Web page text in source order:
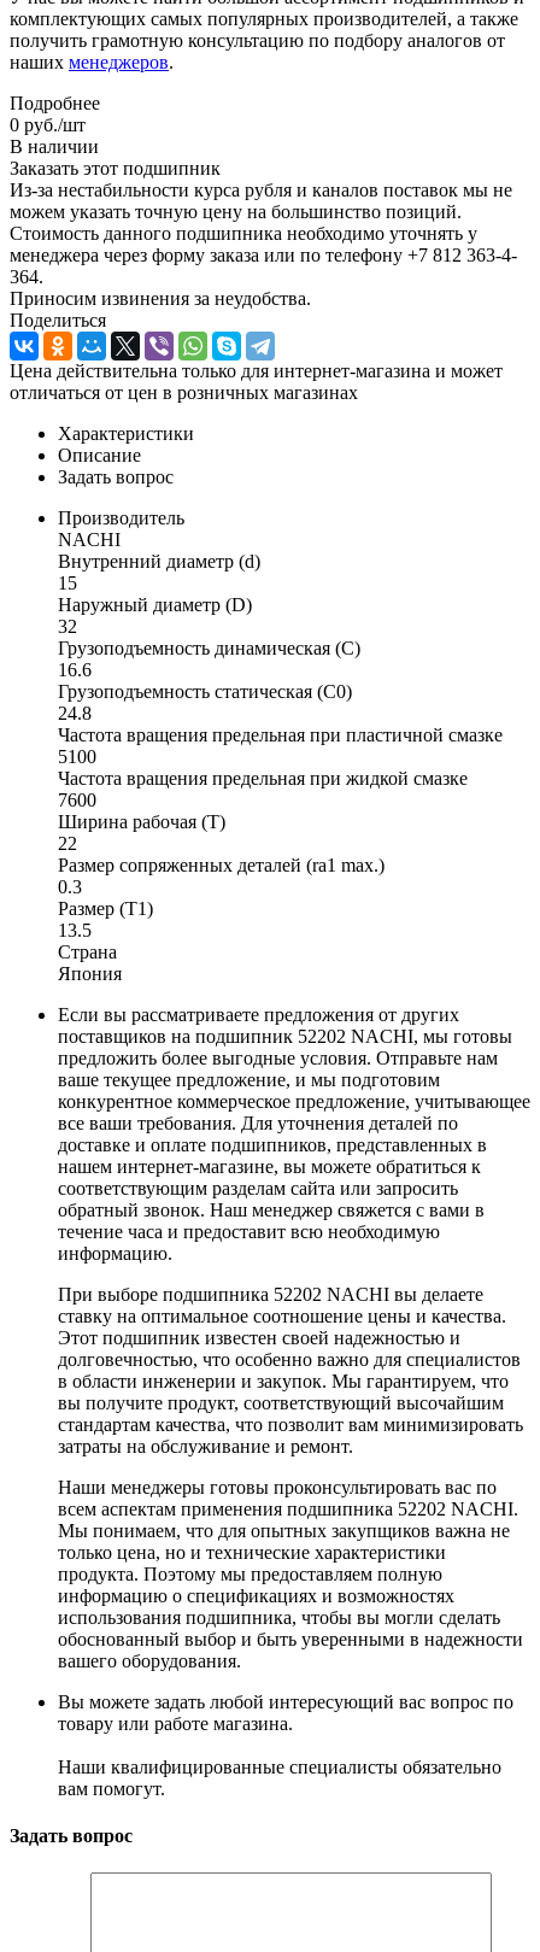
комплектующих самых популярных производителей, а также
получить грамотную консультацию по подбору аналогов от
наших менеджеров.
Подробнее
0 руб./шт
В наличии
Заказать этот подшипник
Из-за нестабильности курса рубля и каналов поставок мы не
можем указать точную цену на большинство позиций.
Стоимость данного подшипника необходимо уточнять у
менеджера через форму заказа или по телефону +7 812 363-4-
364.
Приносим извинения за неудобства.
Поделиться
Цена действительна только для интернет-магазина и может
отличаться от цен в розничных магазинах
Характеристики
Описание
Задать вопрос
Производитель
NACHI
Внутренний диаметр (d)
15
Наружный диаметр (D)
32
Грузоподъемность динамическая (C)
16.6
Грузоподъемность статическая (C0)
24.8
Частота вращения предельная при пластичной смазке
5100
Частота вращения предельная при жидкой смазке
7600
Ширина рабочая (T)
22
Размер сопряженных деталей (ra1 max.)
0.3
Размер (T1)
13.5
Страна
Япония
Если вы рассматриваете предложения от других
поставщиков на подшипник 52202 NACHI, мы готовы
предложить более выгодные условия. Отправьте нам
ваше текущее предложение, и мы подготовим
конкурентное коммерческое предложение, учитывающее
все ваши требования. Для уточнения деталей по
доставке и оплате подшипников, представленных в
нашем интернет-магазине, вы можете обратиться к
соответствующим разделам сайта или запросить
обратный звонок. Наш менеджер свяжется с вами в
течение часа и предоставит всю необходимую
информацию.
При выборе подшипника 52202 NACHI вы делаете
ставку на оптимальное соотношение цены и качества.
Этот подшипник известен своей надежностью и
долговечностью, что особенно важно для специалистов
в области инженерии и закупок. Мы гарантируем, что
вы получите продукт, соответствующий высочайшим
стандартам качества, что позволит вам минимизировать
затраты на обслуживание и ремонт.
Наши менеджеры готовы проконсультировать вас по
всем аспектам применения подшипника 52202 NACHI.
Мы понимаем, что для опытных закупщиков важна не
только цена, но и технические характеристики
продукта. Поэтому мы предоставляем полную
информацию о спецификациях и возможностях
использования подшипника, чтобы вы могли сделать
обоснованный выбор и быть уверенными в надежности
вашего оборудования.
Вы можете задать любой интересующий вас вопрос по
товару или работе магазина.
Наши квалифицированные специалисты обязательно
вам помогут.
Задать вопрос